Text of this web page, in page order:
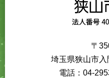
〒
埼玉県狭山市
電話：04-